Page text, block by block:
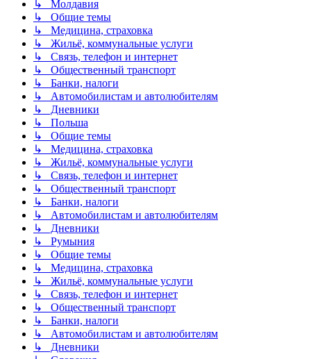
↳ Молдавия
↳ Общие темы
↳ Медицина, страховка
↳ Жильё, коммунальные услуги
↳ Связь, телефон и интернет
↳ Общественный транспорт
↳ Банки, налоги
↳ Автомобилистам и автолюбителям
↳ Дневники
↳ Польша
↳ Общие темы
↳ Медицина, страховка
↳ Жильё, коммунальные услуги
↳ Связь, телефон и интернет
↳ Общественный транспорт
↳ Банки, налоги
↳ Автомобилистам и автолюбителям
↳ Дневники
↳ Румыния
↳ Общие темы
↳ Медицина, страховка
↳ Жильё, коммунальные услуги
↳ Связь, телефон и интернет
↳ Общественный транспорт
↳ Банки, налоги
↳ Автомобилистам и автолюбителям
↳ Дневники